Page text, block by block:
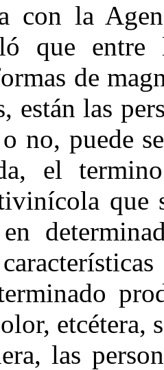
con la
que
de
están las
no, puede
el
que
etcétera,
las